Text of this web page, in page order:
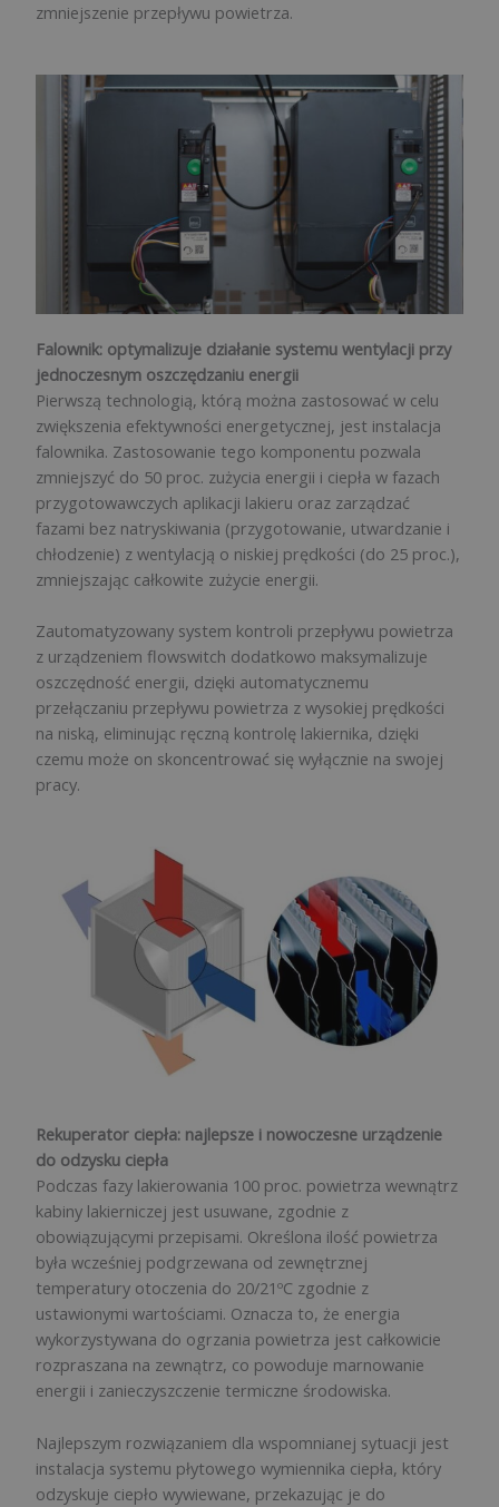
zmniejszenie przepływu powietrza.
Falownik: optymalizuje działanie systemu wentylacji przy
jednoczesnym oszczędzaniu energii
Pierwszą technologią, którą można zastosować w celu
zwiększenia efektywności energetycznej, jest instalacja
falownika. Zastosowanie tego komponentu pozwala
zmniejszyć do 50 proc. zużycia energii i ciepła w fazach
przygotowawczych aplikacji lakieru oraz zarządzać
fazami bez natryskiwania (przygotowanie, utwardzanie i
chłodzenie) z wentylacją o niskiej prędkości (do 25 proc.),
zmniejszając całkowite zużycie energii.
Zautomatyzowany system kontroli przepływu powietrza
z urządzeniem flowswitch dodatkowo maksymalizuje
oszczędność energii, dzięki automatycznemu
przełączaniu przepływu powietrza z wysokiej prędkości
na niską, eliminując ręczną kontrolę lakiernika, dzięki
czemu może on skoncentrować się wyłącznie na swojej
pracy.
Rekuperator ciepła: najlepsze i nowoczesne urządzenie
do odzysku ciepła
Podczas fazy lakierowania 100 proc. powietrza wewnątrz
kabiny lakierniczej jest usuwane, zgodnie z
obowiązującymi przepisami. Określona ilość powietrza
była wcześniej podgrzewana od zewnętrznej
temperatury otoczenia do 20/21ºC zgodnie z
ustawionymi wartościami. Oznacza to, że energia
wykorzystywana do ogrzania powietrza jest całkowicie
rozpraszana na zewnątrz, co powoduje marnowanie
energii i zanieczyszczenie termiczne środowiska.
Najlepszym rozwiązaniem dla wspomnianej sytuacji jest
instalacja systemu płytowego wymiennika ciepła, który
odzyskuje ciepło wywiewane, przekazując je do